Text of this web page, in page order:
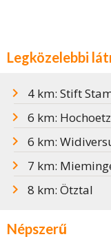
Legközelebbi
4 km: Stift
6 km:
6 km:
7 km:
8 km: Ötztal
Népszerű